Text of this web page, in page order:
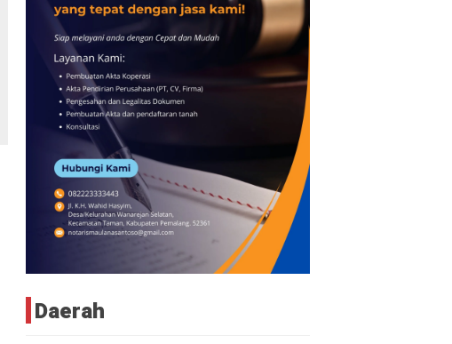
Daerah